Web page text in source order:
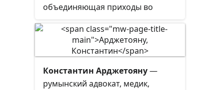
объединяющая приходы во
Великобритании, Ирландии,
Исландии, Голландии и Бельгии.
Входит в состав Митрополии
Западной и Южной Европы.
Константин Арджетояну—
румынский адвокат, медик,